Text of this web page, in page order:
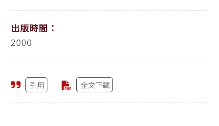
出版時間：
2000
引用 全文下載